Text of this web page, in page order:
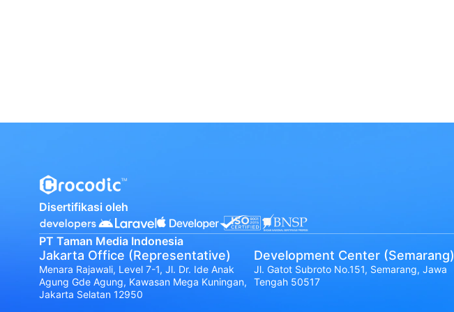
Disertifikasi oleh
PT Taman Media Indonesia
Jakarta Office (Representative)
Menara Rajawali, Level 7-1, Jl. Dr. Ide Anak
Agung Gde Agung, Kawasan Mega Kuningan,
Jakarta Selatan 12950
Development Center (Semarang)
Jl. Gatot Subroto No.151, Semarang, Jawa
Tengah 50517